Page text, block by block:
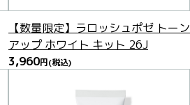
【数量限定】ラロッシュポゼ トーン
アップ ホワイト キット 26J
3,960円(税込)